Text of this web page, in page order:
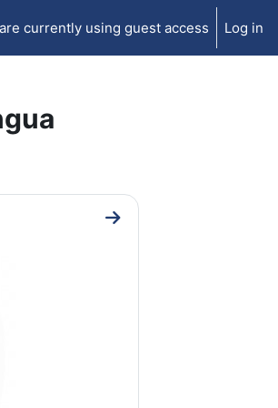
currently using guest access Log in
Go to section CURSO DE